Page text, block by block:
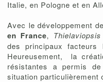
Italie, en Pologne et en
Avec le développement
en France,
des principaux facteurs
Heureusement, la
résistantes a permis
situation particulièrement